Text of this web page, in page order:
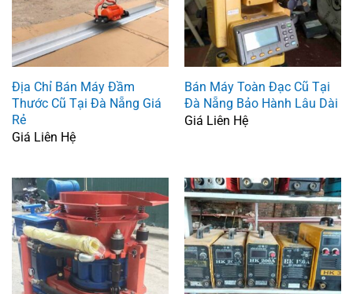
Địa Chỉ Bán Máy Đầm
Thước Cũ Tại Đà Nẵng Giá
Rẻ
Giá Liên Hệ
Bán Máy Toàn Đạc Cũ Tại
Đà Nẵng Bảo Hành Lâu Dài
Giá Liên Hệ